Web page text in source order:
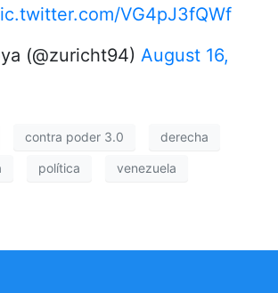
VG4pJ3fQWf
(@zuricht94) August 16,
contra poder 3.0 derecha
política venezuela